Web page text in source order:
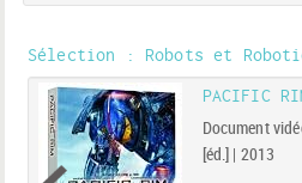
Sélection : Robots et
PACIFIC
Document
[éd.] | 2013